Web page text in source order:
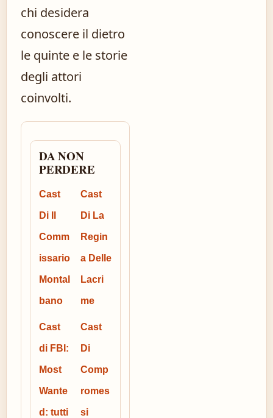
chi desidera
conoscere il dietro
le quinte e le storie
degli attori
coinvolti.
DA NON
PERDERE
Cast
Di Il
Comm
issario
Montal
bano
Cast
Di La
Regin
a Delle
Lacri
me
Cast
di FBI:
Most
Wante
d: tutti
Cast
Di
Comp
romes
si